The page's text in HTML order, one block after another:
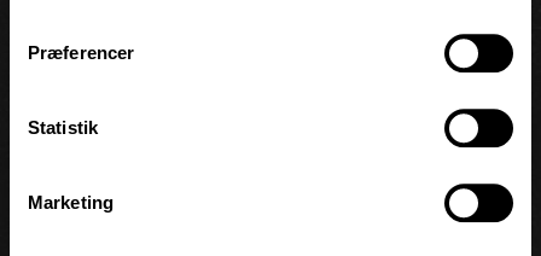
Præferencer
Statistik
Marketing
Telefonerne er åbne mandag til torsdag fra 10.00 til 14.00.